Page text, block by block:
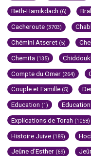
Beth-Hamikdach (6)
Cacheroute (3703)
Chémini Atseret (5)
Chemita (135)
Compte du Omer (264)
Couple et Famille (5)
Education (1) Education
Explications de Torah (1058)
Histoire Juive (189)
Jeûne d'Esther (69)